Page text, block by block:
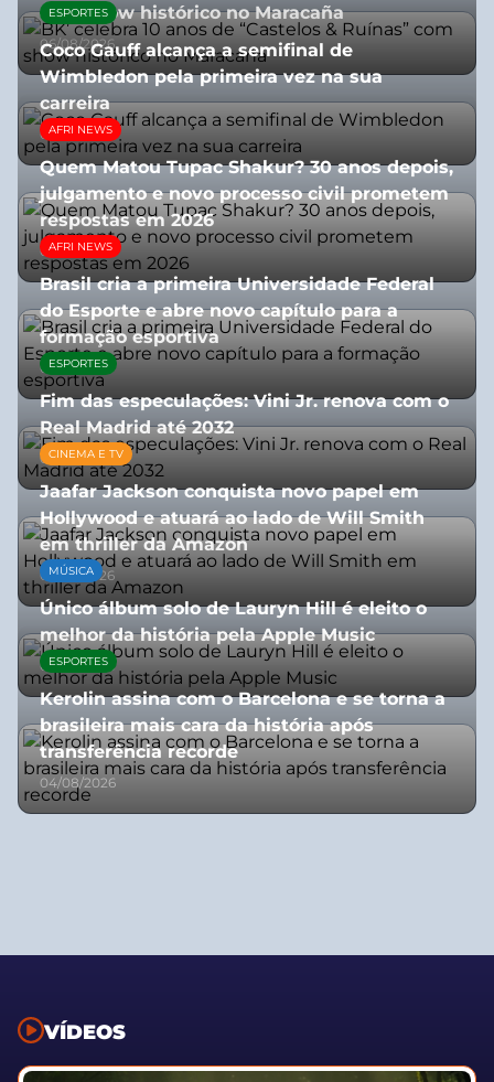
com show histórico no Maracaña
06/08/2026
ESPORTES
Coco Gauff alcança a semifinal de
Wimbledon pela primeira vez na sua
carreira
08/07/2026
AFRI NEWS
Quem Matou Tupac Shakur? 30 anos depois,
julgamento e novo processo civil prometem
respostas em 2026
05/08/2026
AFRI NEWS
Brasil cria a primeira Universidade Federal
do Esporte e abre novo capítulo para a
formação esportiva
08/07/2026
ESPORTES
Fim das especulações: Vini Jr. renova com o
Real Madrid até 2032
06/08/2026
CINEMA E TV
Jaafar Jackson conquista novo papel em
Hollywood e atuará ao lado de Will Smith
em thriller da Amazon
06/08/2026
MÚSICA
Único álbum solo de Lauryn Hill é eleito o
melhor da história pela Apple Music
06/08/2026
ESPORTES
Kerolin assina com o Barcelona e se torna a
brasileira mais cara da história após
transferência recorde
04/08/2026
VÍDEOS